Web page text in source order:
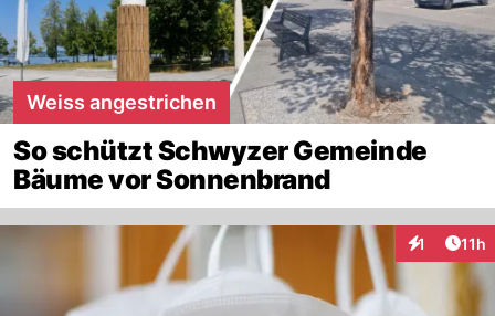
Weiss angestrichen
So schützt Schwyzer Gemeinde
Bäume vor Sonnenbrand
1 11h